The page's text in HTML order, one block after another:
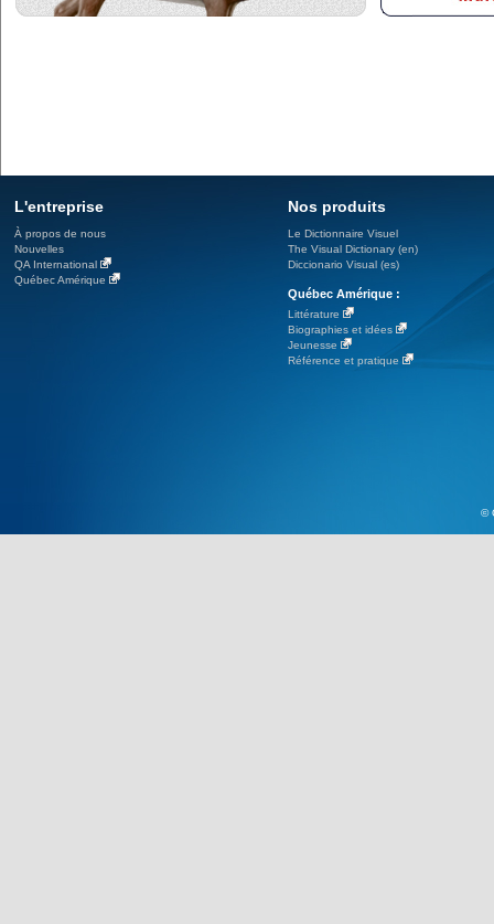
L'entreprise
À propos de nous
Nouvelles
QA International
Québec Amérique
Nos produits
Le Dictionnaire Visuel
The Visual Dictionary (en)
Diccionario Visual (es)
Québec Amérique :
Littérature
Biographies et idées
Jeunesse
Référence et pratique
©